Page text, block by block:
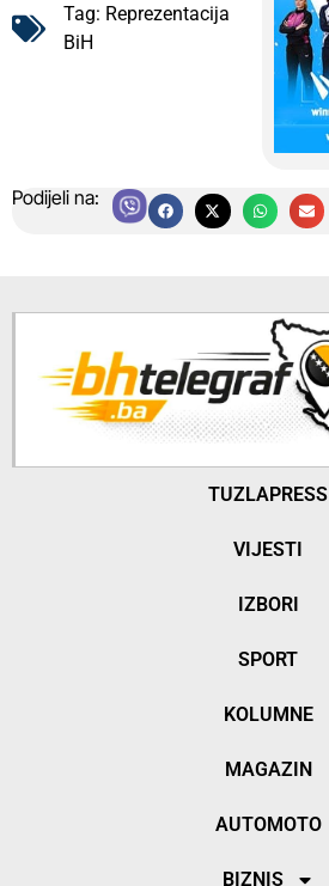
Tag: Reprezentacija
BiH
Podijeli na:
TUZLAPRESS
VIJESTI
IZBORI
SPORT
KOLUMNE
MAGAZIN
AUTOMOTO
BIZNIS